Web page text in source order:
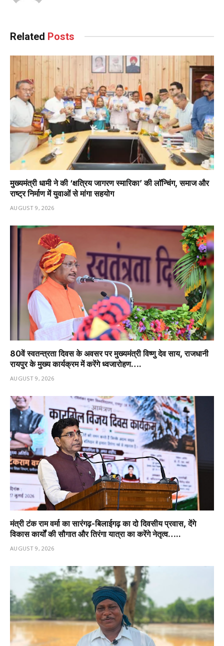
Related Posts
मुख्यमंत्री धामी ने की ‘क्षत्रिय जागरण स्मारिका’ की लॉन्चिंग, समाज और
राष्ट्र निर्माण में युवाओं से मांगा सहयोग
AUGUST 9, 2026
80वें स्वतन्त्रता दिवस के अवसर पर मुख्यमंत्री विष्णु देव साय, राजधानी
रायपुर के मुख्य कार्यक्रम में करेंगे ध्वजारोहण….
AUGUST 9, 2026
मंत्री टंक राम वर्मा का सारंगढ़-बिलाईगढ़ का दो दिवसीय प्रवास, देंगे
विकास कार्यों की सौगात और तिरंगा यात्रा का करेंगे नेतृत्व…..
AUGUST 9, 2026